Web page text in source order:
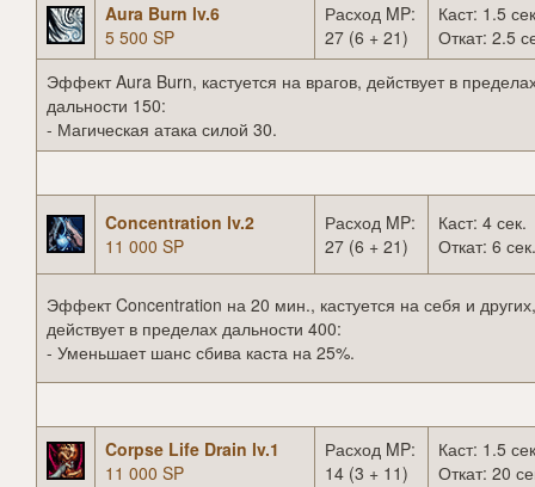
Aura Burn lv.6
5 500 SP
Расход MP:
27 (6 + 21)
Каст: 1.5
Откат: 2.5
Эффект Aura Burn, кастуется на врагов, действует в
дальности 150:
- Магическая атака силой 30.
Concentration lv.2
11 000 SP
Расход MP:
27 (6 + 21)
Каст: 4 сек.
Откат: 6 сек.
Эффект Concentration на 20 мин., кастуется на себя и других,
действует в пределах дальности 400:
- Уменьшает шанс сбива каста на 25%.
Corpse Life Drain lv.1
11 000 SP
Расход MP:
14 (3 + 11)
Каст: 1.5
Откат: 20